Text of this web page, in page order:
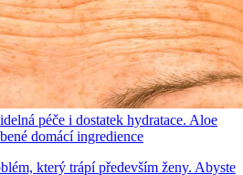
péče i dostatek hydratace. Aloe
domácí ingredience
který trápí především ženy. Abyste